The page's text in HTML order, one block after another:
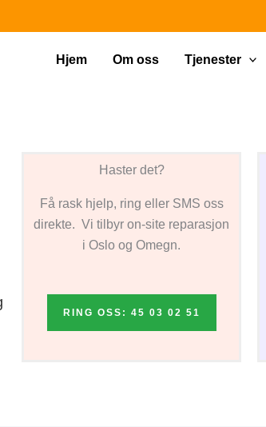
Hjem Om oss Tjenester
Haster det?
Få rask hjelp, ring eller SMS oss
direkte. Vi tilbyr on-site reparasjon
i Oslo og Omegn.
RING OSS: 45 03 02 51